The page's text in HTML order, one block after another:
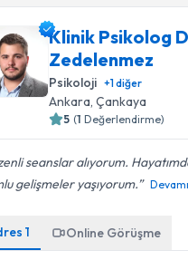
Klinik Psikolog
Zedelenmez
Psikoloji +1diğer
Ankara , Çankaya
5 (1 Değerlendirme)
seanslar alıyorum.
gelişmeler yaşıyorum.
Devamı
1 Online Görüşme